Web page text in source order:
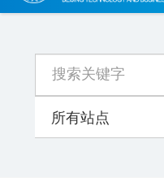
所有站点